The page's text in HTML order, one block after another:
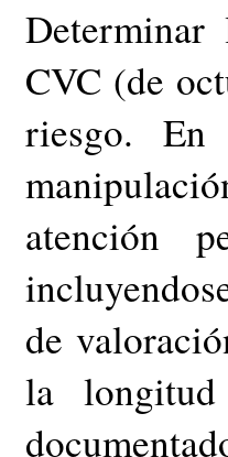
CVC (de
riesgo. En
atención
de
la